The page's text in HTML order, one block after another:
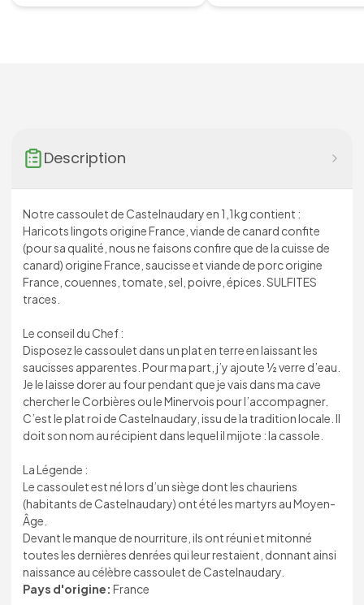
Description
Notre cassoulet de Castelnaudary en 1,1kg contient :
Haricots lingots origine France, viande de canard confite
(pour sa qualité, nous ne faisons confire que de la cuisse de
canard) origine France, saucisse et viande de porc origine
France, couennes, tomate, sel, poivre, épices. SULFITES
traces.
Le conseil du Chef :
Disposez le cassoulet dans un plat en terre en laissant les
saucisses apparentes. Pour ma part, j’y ajoute ½ verre d’eau.
Je le laisse dorer au four pendant que je vais dans ma cave
chercher le Corbières ou le Minervois pour l’accompagner.
C’est le plat roi de Castelnaudary, issu de la tradition locale. Il
doit son nom au récipient dans lequel il mijote : la cassole.
La Légende :
Le cassoulet est né lors d’un siège dont les chauriens
(habitants de Castelnaudary) ont été les martyrs au Moyen-
Âge.
Devant le manque de nourriture, ils ont réuni et mitonné
toutes les dernières denrées qui leur restaient, donnant ainsi
naissance au célèbre cassoulet de Castelnaudary.
Pays d'origine: France